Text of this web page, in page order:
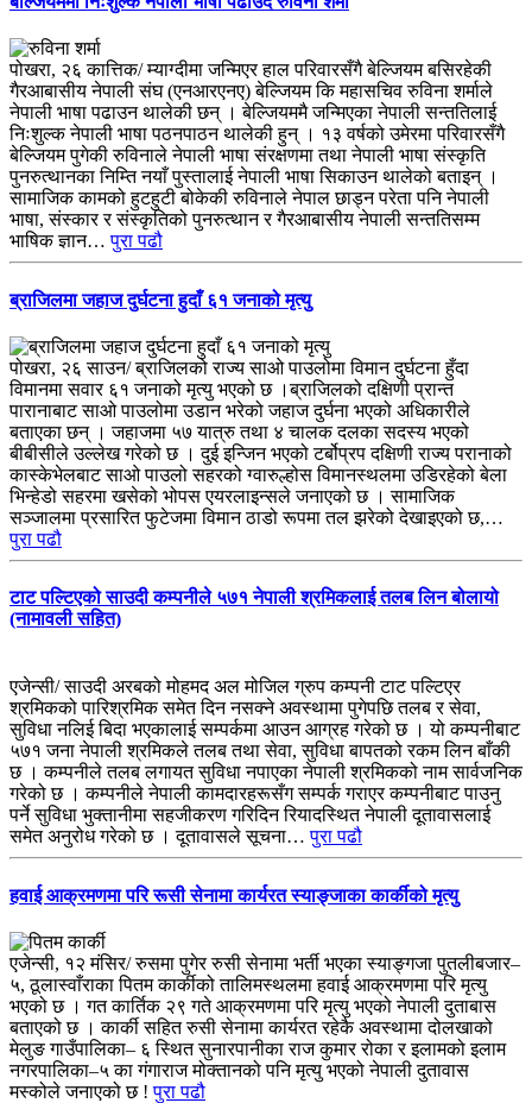
पोखरा, २६ कात्तिक/ म्याग्दीमा जन्मिएर हाल परिवारसँगै बेल्जियम बसिरहेकी
गैरआबासीय नेपाली संघ (एनआरएनए) बेल्जियम कि महासचिव रुविना शर्माले
नेपाली भाषा पढाउन थालेकी छन् । बेल्जियममै जन्मिएका नेपाली सन्ततिलाई
निःशुल्क नेपाली भाषा पठनपाठन थालेकी हुन् । १३ वर्षको उमेरमा परिवारसँगै
बेल्जियम पुगेकी रुविनाले नेपाली भाषा संरक्षणमा तथा नेपाली भाषा संस्कृति
पुनरुत्थानका निम्ति नयाँ पुस्तालाई नेपाली भाषा सिकाउन थालेको बताइन् ।
सामाजिक कामको हुटहुटी बोकेकी रुविनाले नेपाल छाड्न परेता पनि नेपाली
भाषा, संस्कार र संस्कृतिको पुनरुत्थान र गैरआबासीय नेपाली सन्ततिसम्म
भाषिक ज्ञान…पुरा पढौ
ब्राजिलमा जहाज दुर्घटना हुदाँ ६१ जनाको मृत्यु
पोखरा, २६ साउन/ ब्राजिलको राज्य साओ पाउलोमा विमान दुर्घटना हुँदा
विमानमा सवार ६१ जनाको मृत्यु भएको छ ।ब्राजिलको दक्षिणी प्रान्त
पारानाबाट साओ पाउलोमा उडान भरेको जहाज दुर्घना भएको अधिकारीले
बताएका छन् । जहाजमा ५७ यात्रु तथा ४ चालक दलका सदस्य भएको
बीबीसीले उल्लेख गरेको छ । दुई इन्जिन भएको टर्बोप्रप दक्षिणी राज्य परानाको
कास्केभेलबाट साओ पाउलो सहरको ग्वारुल्होस विमानस्थलमा उडिरहेको बेला
भिन्हेडो सहरमा खसेको भोपस एयरलाइन्सले जनाएको छ । सामाजिक
सञ्जालमा प्रसारित फुटेजमा विमान ठाडो रूपमा तल झरेको देखाइएको छ,…
पुरा पढौ
टाट पल्टिएको साउदी कम्पनीले ५७१ नेपाली श्रमिकलाई तलब लिन बोलायो
(नामावली सहित)
एजेन्सी/ साउदी अरबको मोहमद अल मोजिल ग्रुप कम्पनी टाट पल्टिएर
श्रमिकको पारिश्रमिक समेत दिन नसक्ने अवस्थामा पुगेपछि तलब र सेवा,
सुविधा नलिई बिदा भएकालाई सम्पर्कमा आउन आग्रह गरेको छ । यो कम्पनीबाट
५७१ जना नेपाली श्रमिकले तलब तथा सेवा, सुविधा बापतको रकम लिन बाँकी
छ । कम्पनीले तलब लगायत सुविधा नपाएका नेपाली श्रमिकको नाम सार्वजनिक
गरेको छ । कम्पनीले नेपाली कामदारहरूसँग सम्पर्क गराएर कम्पनीबाट पाउनु
पर्ने सुविधा भुक्तानीमा सहजीकरण गरिदिन रियादस्थित नेपाली दूतावासलाई
समेत अनुरोध गरेको छ । दूतावासले सूचना…पुरा पढौ
हवाई आक्रमणमा परि रूसी सेनामा कार्यरत स्याङ्जाका कार्कीको मृत्यु
एजेन्सी, १२ मंसिर/ रुसमा पुगेर रुसी सेनामा भर्ती भएका स्याङ्गजा पुतलीबजार–
५, ठूलास्वाँराका पितम कार्कीको तालिमस्थलमा हवाई आक्रमणमा परि मृत्यु
भएको छ । गत कार्तिक २९ गते आक्रमणमा परि मृत्यु भएको नेपाली दुताबास
बताएको छ । कार्की सहित रुसी सेनामा कार्यरत रहेकै अवस्थामा दोलखाको
मेलुङ गाउँपालिका– ६ स्थित सुनारपानीका राज कुमार रोका र इलामको इलाम
नगरपालिका–५ का गंगाराज मोक्तानको पनि मृत्यु भएको नेपाली दुतावास
मस्कोले जनाएको छ !पुरा पढौ